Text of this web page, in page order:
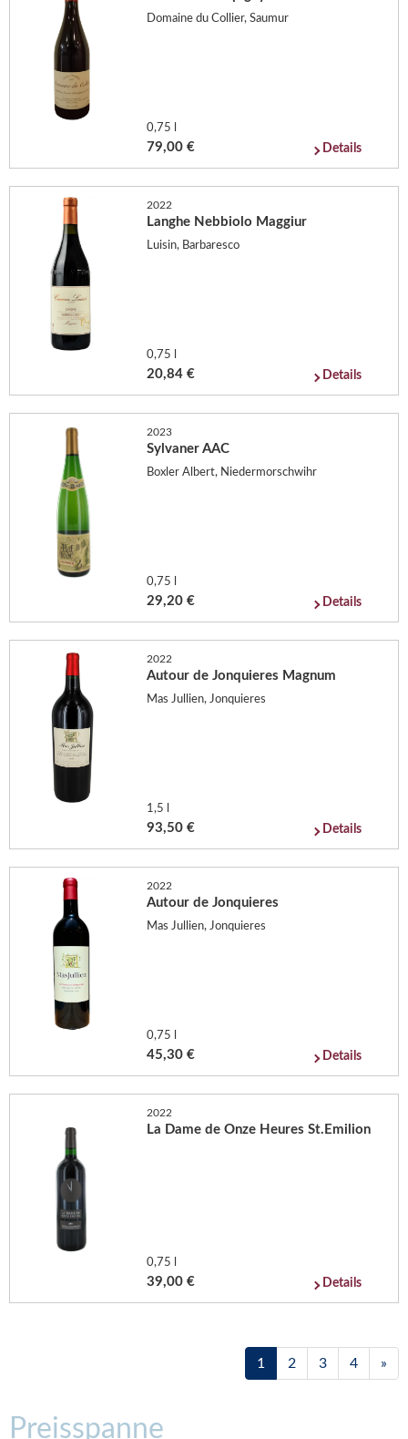
Domaine du Collier, Saumur
0,75 l
79,00 € Details
2022
Langhe Nebbiolo Maggiur
Luisin, Barbaresco
0,75 l
20,84 € Details
2023
Sylvaner AAC
Boxler Albert, Niedermorschwihr
0,75 l
29,20 € Details
2022
Autour de Jonquieres Magnum
Mas Jullien, Jonquieres
1,5 l
93,50 € Details
2022
Autour de Jonquieres
Mas Jullien, Jonquieres
0,75 l
45,30 € Details
2022
La Dame de Onze Heures St.Emilion
0,75 l
39,00 € Details
1 2 3 4 »
Preisspanne